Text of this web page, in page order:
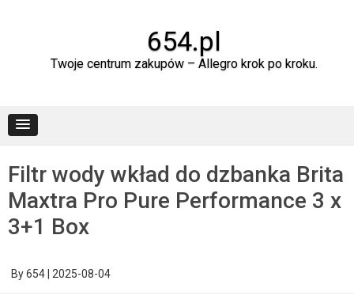
654.pl
Twoje centrum zakupów – Allegro krok po kroku.
Filtr wody wkład do dzbanka Brita
Maxtra Pro Pure Performance 3 x
3+1 Box
By654 2025-08-04